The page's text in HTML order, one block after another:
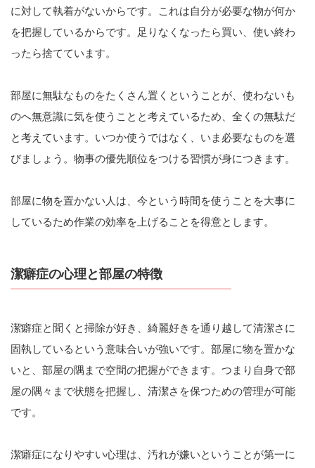
に対して執着がないからです。これは自分が必要な物が何か
を把握しているからです。足りなくなったら買い、使い終わ
ったら捨てています。
部屋に無駄なものをたくさん置くということが、使わないも
のへ無意識に気を使うことと考えているため、全くの無駄だ
と考えています。いつか使うではなく、いま必要なものを選
びましょう。物事の優先順位をつける習慣が身につきます。
部屋に物を置かない人は、今という時間を使うことを大事に
しているため作業の効率を上げることを得意とします。
潔癖症の心理と部屋の特徴
潔癖症と聞くと掃除が好き、綺麗好きを通り越して清潔さに
固執しているという意味合いが強いです。部屋に物を置かな
いと、部屋の隅まで空間の把握ができます。つまり自身で部
屋の隅々まで状態を把握し、清潔さを保つための管理が可能
です。
潔癖症になりやすい心理は、汚れが嫌いということが第一に